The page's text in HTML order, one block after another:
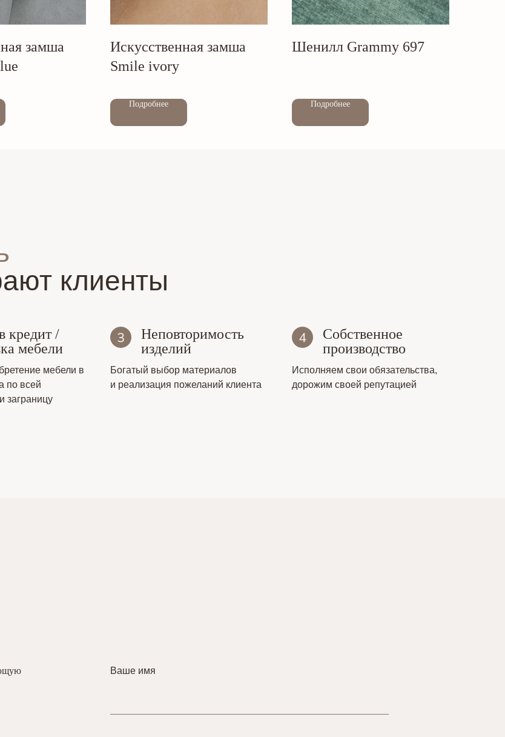
замша
Искусственная замша
Smile ivory
Подробнее
Шенилл Grammy 697
Подробнее
клиенты
кредит /
мебели
мебели в
по всей
заграницу
Неповторимость
изделий
Богатый выбор материалов
и реализация пожеланий клиента
Собственное
производство
Исполняем свои обязательства,
дорожим своей репутацией
Ваше имя